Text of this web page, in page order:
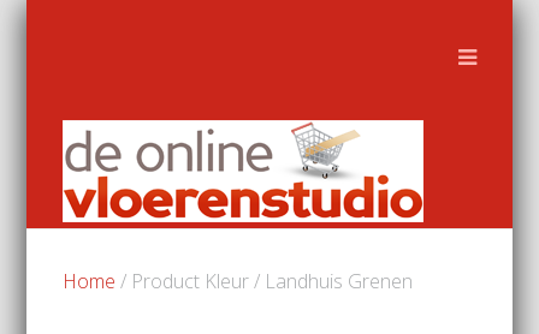
Home / Product Kleur / Landhuis Grenen